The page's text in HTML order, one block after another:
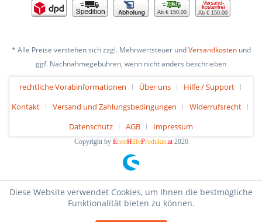
Ab € 150,00 Ab € 150,00
* Alle Preise verstehen sich zzgl. Mehrwertsteuer undVersandkostenund
ggf. Nachnahmegebühren, wenn nicht anders beschrieben
rechtliche Vorabinformationen Über uns
Hilfe / Support
Kontakt
Versand und Zahlungsbedingungen
Widerrufsrecht
Datenschutz
AGB Impressum
Copyright by ErsteHilfeProdukte.at2026
Diese Website verwendet Cookies, um Ihnen die bestmögliche
Funktionalität bieten zu können.